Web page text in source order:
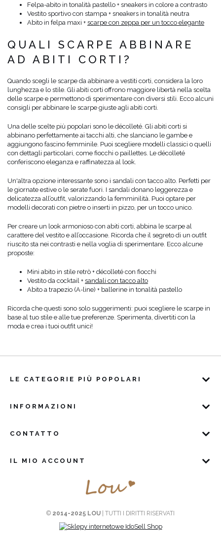
Felpa-abito in tonalità pastello + sneakers in colore a contrasto
Vestito sportivo con stampa + sneakers in tonalità neutra
Abito in felpa maxi + scarpe con zeppa per un tocco elegante
QUALI SCARPE ABBINARE
AD ABITI CORTI?
Quando scegli le scarpe da abbinare a vestiti corti, considera la loro
lunghezza e lo stile. Gli abiti corti offrono maggiore libertà nella scelta
delle scarpe e permettono di sperimentare con diversi stili. Ecco alcuni
consigli per abbinare le scarpe giuste agli abiti corti.
Una delle scelte più popolari sono le décolleté. Gli abiti corti si
abbinano perfettamente ai tacchi alti, che slanciano le gambe e
aggiungono fascino femminile. Puoi scegliere modelli classici o quelli
con dettagli particolari, come fiocchi o paillettes. Le décolleté
conferiscono eleganza e raffinatezza al look.
Un'altra opzione interessante sono i sandali con tacco alto. Perfetti per
le giornate estive o le serate fuori. I sandali donano leggerezza e
delicatezza all’outfit, valorizzando la femminilità. Puoi optare per
modelli decorati con pietre o inserti in pizzo, per un tocco unico.
Per creare un look armonioso con abiti corti, abbina le scarpe al
carattere del vestito e all’occasione. Ricorda che il segreto di un outfit
riuscito sta nei contrasti e nella voglia di sperimentare. Ecco alcune
proposte:
Mini abito in stile retrò + décolleté con fiocchi
Vestito da cocktail + sandali con tacco alto
Abito a trapezio (A-line) + ballerine in tonalità pastello
Ricorda che questi sono solo suggerimenti: puoi scegliere le scarpe in
base al tuo stile e alle tue preferenze. Sperimenta, divertiti con la
moda e crea i tuoi outfit unici!
LE CATEGORIE PIÙ POPOLARI
INFORMAZIONI
CONTATTO
IL MIO ACCOUNT
© 2014-2025 LOU | TUTTI I DIRITTI RISERVATI